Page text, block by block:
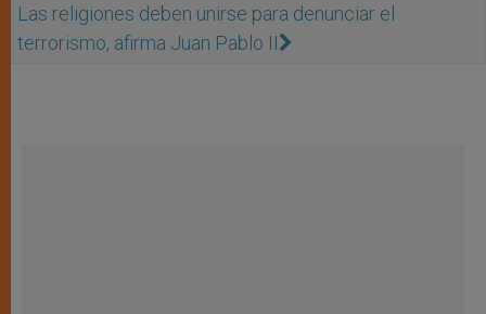
Las religiones deben unirse para denunciar el
terrorismo, afirma Juan Pablo II